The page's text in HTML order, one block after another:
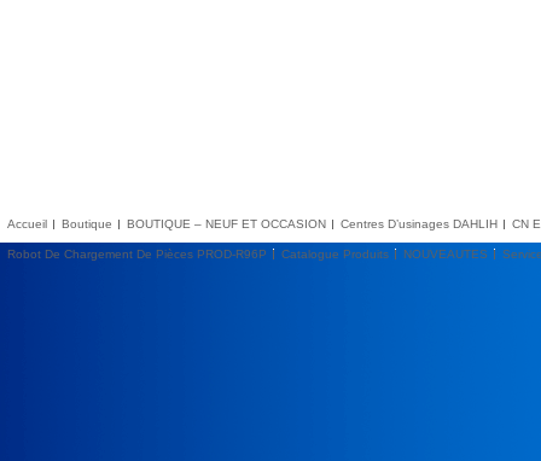
Accueil Boutique BOUTIQUE – NEUF ET OCCASION Centres D’usinages DAHLIH CN
Robot De Chargement De Pièces PROD-R96P Catalogue Produits NOUVEAUTES